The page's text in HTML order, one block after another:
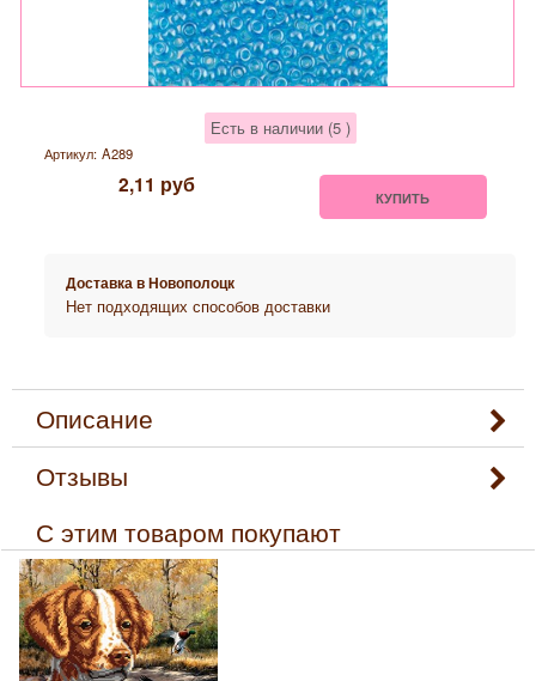
Есть в наличии (5 )
Артикул: A289
2,11 руб КУПИТЬ
Доставка вНовополоцк
Нет подходящих способов доставки
Описание
Отзывы
С этим товаром покупают